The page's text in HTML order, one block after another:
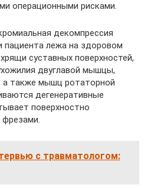
операционными рисками.
декомпрессия
пациента лежа на здоровом
суставных поверхностей,
двуглавой мышцы,
а также мышц ротаторной
дегенеративные
поверхностно
с травматологом: